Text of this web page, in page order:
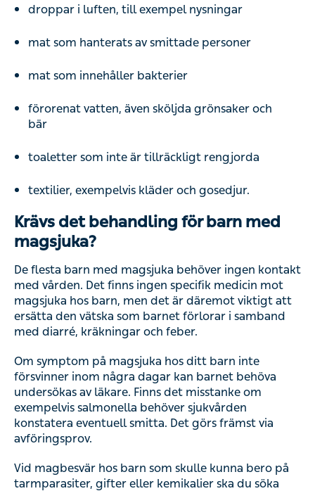
droppar i luften, till exempel nysningar
mat som hanterats av smittade personer
mat som innehåller bakterier
förorenat vatten, även sköljda grönsaker och
bär
toaletter som inte är tillräckligt rengjorda
textilier, exempelvis kläder och gosedjur.
Krävs det behandling för barn med
magsjuka?
De flesta barn med magsjuka behöver ingen kontakt
med vården. Det finns ingen specifik medicin mot
magsjuka hos barn, men det är däremot viktigt att
ersätta den vätska som barnet förlorar i samband
med diarré, kräkningar och feber.
Om symptom på magsjuka hos ditt barn inte
försvinner inom några dagar kan barnet behöva
undersökas av läkare. Finns det misstanke om
exempelvis salmonella behöver sjukvården
konstatera eventuell smitta. Det görs främst via
avföringsprov.
Vid magbesvär hos barn som skulle kunna bero på
tarmparasiter, gifter eller kemikalier ska du söka